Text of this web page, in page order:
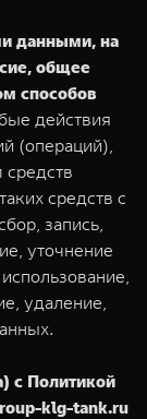
данными, на
общее
способов
действия
(операций),
средств с
запись,
уточнение
удаление,
с Политикой
klg-tank.ru